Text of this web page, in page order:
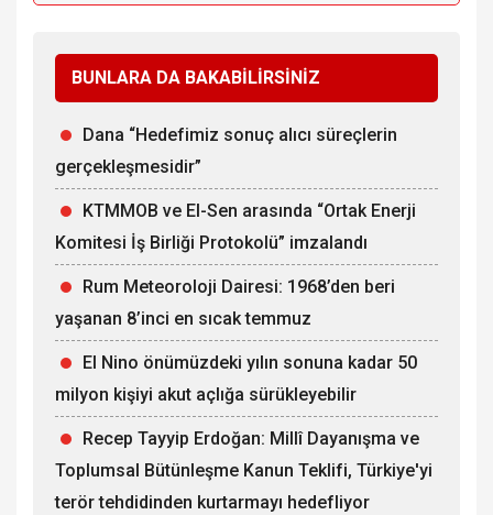
BUNLARA DA BAKABİLİRSİNİZ
Dana “Hedefimiz sonuç alıcı süreçlerin
gerçekleşmesidir”
KTMMOB ve El-Sen arasında “Ortak Enerji
Komitesi İş Birliği Protokolü” imzalandı
Rum Meteoroloji Dairesi: 1968’den beri
yaşanan 8’inci en sıcak temmuz
El Nino önümüzdeki yılın sonuna kadar 50
milyon kişiyi akut açlığa sürükleyebilir
Recep Tayyip Erdoğan: Millî Dayanışma ve
Toplumsal Bütünleşme Kanun Teklifi, Türkiye'yi
terör tehdidinden kurtarmayı hedefliyor